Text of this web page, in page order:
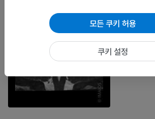
모든 쿠키 허용
쿠키 설정